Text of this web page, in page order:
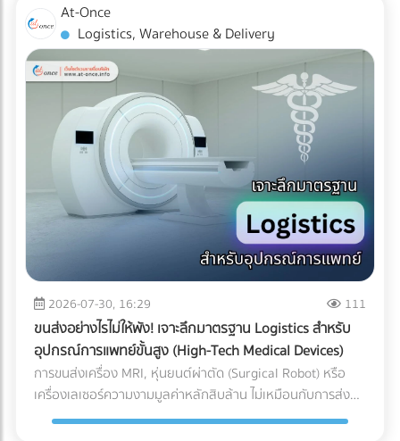
Supply Chain นวัตกรรมเปลี่ยนเกม: Solar Hybrid +
Industrial ESS ทำงานอย่างไร? ระบบนี้คือการรวมร่างกัน
ระหว่าง แผงโซลาร์เซลล์ (ผลิตไฟ) + อินเวอร์เตอร์แบบไฮบริด
(สลับแหล่งจ่ายไฟ) + แบตเตอรี่อุตสาหกรรม (กักเก็บไฟ) เมื่อมี
ระบบ Industrial ESS เข้ามา โรงงานของคุณจะเสมือนมี UPS
(เครื่องสำรองไฟ) ขนาดยักษ์คอยคุ้มกัน โดยระบบจะทำงานแบบไร้
รอยต่อ (Seamless Transition) เมื่อไฟจากการไฟฟ้าดับหรือ
กระชาก ระบบจะสลับไปดึงกระแสไฟจากแบตเตอรี่มาจ่ายให้
เครื่องจักรสำคัญ (Critical Loads) ทันทีในระดับเสี้ยววินาที ทำให้
สายการผลิตเดินหน้าต่อไปได้โดยที่เครื่องจักรไม่สะดุด ทำไมปี
2026 ถึงเป็น "จังหวะทอง" ในการลงทุนระบบ ESS? หากย้อน
กลับไปช่วงปี 2021-2022 แบตเตอรี่อุตสาหกรรมยังมีราคาสูงลิ่ว
จนหลายโรงงานถอดใจ แต่ในยุค 2026 เกมได้เปลี่ยนไปแล้วด้วย
ปัจจัยเหล่านี้: ราคาแบตเตอรี่ LFP ลดลงอย่างมีนัยสำคัญ:
เทคโนโลยีแบตเตอรี่ Lithium Iron Phosphate (LiFePO4)
สำหรับอุตสาหกรรม มีการผลิตในสเกลที่ใหญ่ขึ้นมาก ทำให้ราคา
ต่อกิโลวัตต์-ชั่วโมง (kWh) ถูกลงกว่าอดีตเกือบ 40% แถมยังมี
ความปลอดภัยสูง ไม่ติดไฟง่าย และอายุการใช้งานยาวนานกว่า
10,000 ไซเคิล (อ้างอิงจากรายงาน Bloomberg) ระบบ Peak
Shaving หั่นค่าไฟ TOU แบบอัจฉริยะ: โรงงานส่วนใหญ่ใช้ค่าไฟ
เทคโนโลยี Web-AR (Web-based Augmented Reality) Web-
AR: สัมผัสประสบการณ์ 3D โดยไม่ต้องโหลดแอปฯ ข้อเสียของ
การทำ AR ในอดีตคือลูกค้าต้องเสียเวลาดาวน์โหลด
แอปพลิเคชัน (App-based AR) ซึ่งสร้างความรำคาญใจ แต่
Web-AR ทลายข้อจำกัดนั้นทิ้งไป เพียงแค่ลูกค้าใช้กล้องสมาร์ต
โฟนสแกน QR Code บนโบรชัวร์ โมเดล 3D ของเครื่องจักรของ
คุณก็สามารถลอยขึ้นมาบนโต๊ะประชุมของพวกเขาได้ทันที! ทำไม
ธุรกิจ B2B ถึงควรใช้ Web-AR ในสื่อสิ่งพิมพ์? ย่อของใหญ่ ให้มา
อยู่บนโต๊ะประชุม: คุณไม่สามารถพกเครื่องจักรหนัก 2 ตันไปเสนอ
ขายลูกค้าได้ แต่ Web-AR ช่วยให้ลูกค้าซูมดูรายละเอียด รวมถึง
กลไกภายใน และหมุนดูสินค้าได้ 360 องศาผ่านมือถือหรือ Tablet
เปลี่ยนสิ่งพิมพ์ให้วัดผลได้ (Measurable ROI): โบรชัวร์ปกติเรา
ไม่รู้เลยว่าลูกค้าอ่านหน้าไหน แต่ Web-AR สามารถเก็บ Data ได้
ว่าลูกค้าสแกน QR Code จากพื้นที่ไหน สแกนกี่ครั้ง และใช้เวลาดู
โมเดล 3D นานเท่าไร สร้าง Wow Experience ทันที: ผู้บริหาร
B2B มีเวลาจำกัด การทำให้พวกเขา "ว้าว" ตั้งแต่ 10 วินาทีแรกที่
เห็นสินค้า ช่วยเพิ่มโอกาสในการขอเข้าพบ (Pitching) ได้มหาศาล
การลงทุนทำ Web-AR บนแคตตาล็อกสินค้าเพียงครั้งเดียว
สามารถนำไปใช้งานซ้ำได้ทั้งในงานอีเวนต์ (Exhibition) และการ
ส่ง Direct Mail ไปหาลูกค้าระดับ VIP พร้อมที่จะฉีกกฎการทำสื่อ
At-Once
Logistics, Warehouse & Delivery
2026-07-30, 16:29 111
ขนส่งอย่างไรไม่ให้พัง! เจาะลึกมาตรฐาน Logistics สำหรับ
อุปกรณ์การแพทย์ขั้นสูง (High-Tech Medical Devices)
การขนส่งเครื่อง MRI, หุ่นยนต์ผ่าตัด (Surgical Robot) หรือ
เครื่องเลเซอร์ความงามมูลค่าหลักสิบล้าน ไม่เหมือนกับการส่ง
พัสดุทั่วไป เพราะความเสียหายของเครื่องมือแพทย์ขั้นสูงเหล่านี้